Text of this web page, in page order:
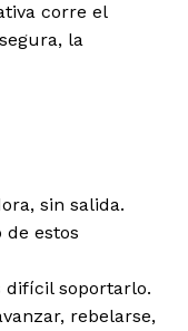
corre el
la
sin salida.
de estos
difícil soportarlo.
rebelarse,